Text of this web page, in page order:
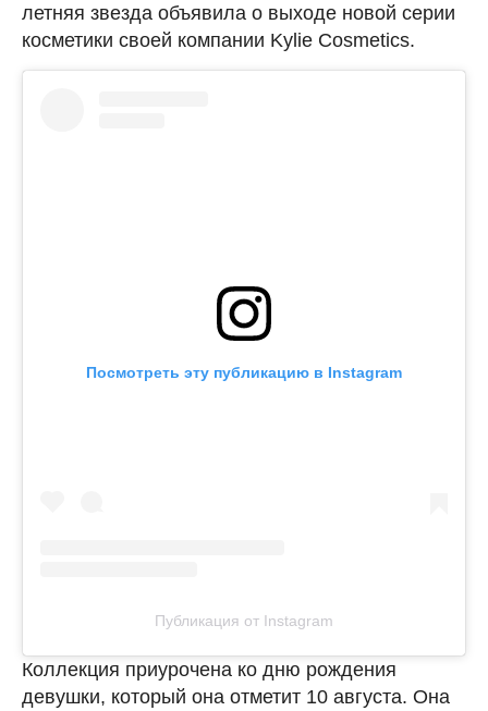
летняя звезда объявила о выходе новой серии
косметики своей компании Kylie Cosmetics.
Посмотреть эту публикацию в Instagram
Публикация от Instagram
Коллекция приурочена ко дню рождения
девушки, который она отметит 10 августа. Она